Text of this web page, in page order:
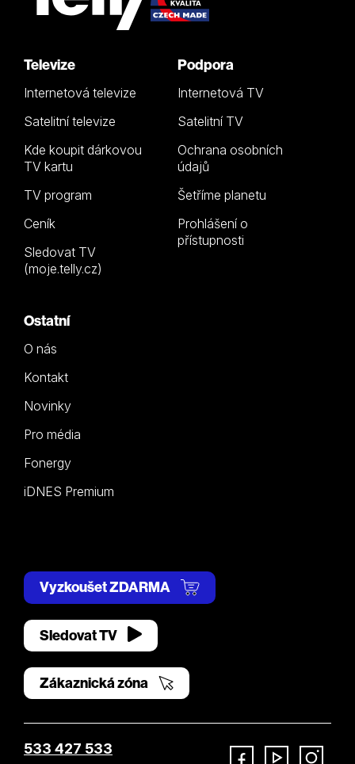
Televize
Internetová televize
Satelitní televize
Kde koupit dárkovou
TV kartu
TV program
Ceník
Sledovat TV
(moje.telly.cz)
Podpora
Internetová TV
Satelitní TV
Ochrana osobních
údajů
Šetříme planetu
Prohlášení o
přístupnosti
Ostatní
O nás
Kontakt
Novinky
Pro média
Fonergy
iDNES Premium
Vyzkoušet ZDARMA
Sledovat TV
Zákaznická zóna
533 427 533